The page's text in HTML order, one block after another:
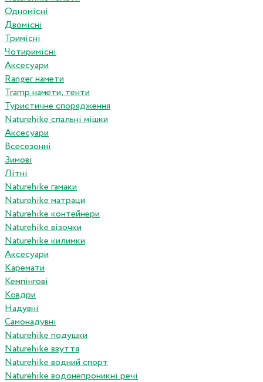
Одномісні
Двомісні
Тримісні
Чотиримісні
Аксесуари
Ranger намети
Tramp намети, тенти
Туристичне спорядження
Naturehike спальні мішки
Аксесуари
Всесезонні
Зимові
Літні
Naturehike гамаки
Naturehike матраци
Naturehike контейнери
Naturehike візочки
Naturehike килимки
Аксесуари
Каремати
Кемпінгові
Ковдри
Надувні
Самонадувні
Naturehike подушки
Naturehike взуття
Naturehike водний спорт
Naturehike водонепроникні речі